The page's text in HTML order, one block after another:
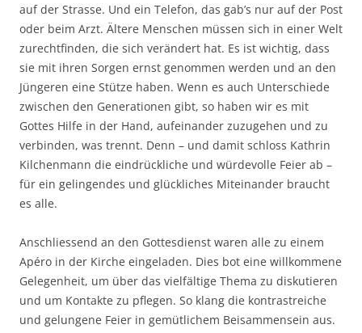
auf der Strasse. Und ein Telefon, das gab’s nur auf der Post
oder beim Arzt. Ältere Menschen müssen sich in einer Welt
zurechtfinden, die sich verändert hat. Es ist wichtig, dass
sie mit ihren Sorgen ernst genommen werden und an den
Jüngeren eine Stütze haben. Wenn es auch Unterschiede
zwischen den Generationen gibt, so haben wir es mit
Gottes Hilfe in der Hand, aufeinander zuzugehen und zu
verbinden, was trennt. Denn – und damit schloss Kathrin
Kilchenmann die eindrückliche und würdevolle Feier ab –
für ein gelingendes und glückliches Miteinander braucht
es alle.
Anschliessend an den Gottesdienst waren alle zu einem
Apéro in der Kirche eingeladen. Dies bot eine willkommene
Gelegenheit, um über das vielfältige Thema zu diskutieren
und um Kontakte zu pflegen. So klang die kontrastreiche
und gelungene Feier in gemütlichem Beisammensein aus.